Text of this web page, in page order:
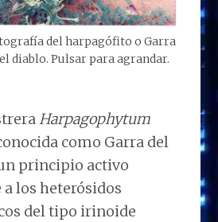
del harpagófito o Garra
diablo. Pulsar para agrandar.
Harpagophytum
como Garra del
principio activo
los heterósidos
del tipo irinoide